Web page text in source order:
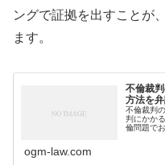
ングで証拠を出すことが
ます。
不倫裁
方法を
不倫裁判
判にかか
倫問題で
ogm-law.com